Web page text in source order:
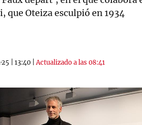
que Oteiza esculpió en 1934
13:40 |Actualizado a las 08:41